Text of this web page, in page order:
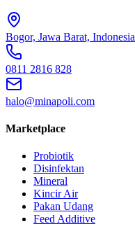
Bogor, Jawa Barat, Indonesia
0811 2816 828
halo@minapoli.com
Marketplace
Probiotik
Disinfektan
Mineral
Kincir Air
Pakan Udang
Feed Additive